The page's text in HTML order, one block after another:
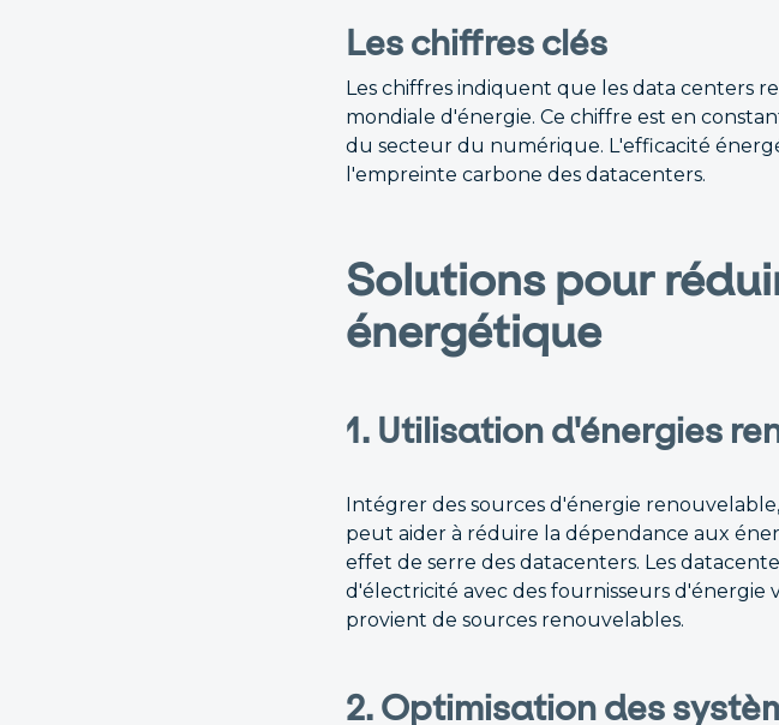
Les chiffres clés
Les chiffres indiquent que les data centers
mondiale d'énergie. Ce chiffre est en
du secteur du numérique. L'efficacité
l'empreinte carbone des datacenters.
Solutions pour
énergétique
1. Utilisation d'énergies
Intégrer des sources d'énergie
peut aider à réduire la dépendance aux
effet de serre des datacenters. Les
d'électricité avec des fournisseurs
provient de sources renouvelables.
2. Optimisation des